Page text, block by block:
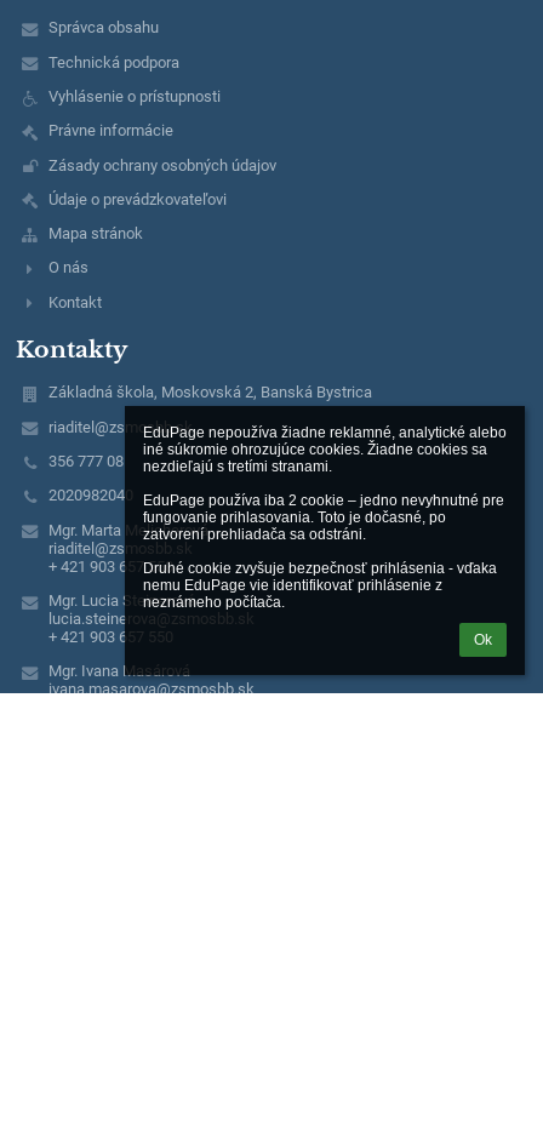
EduPage nepoužíva žiadne reklamné, analytické alebo
iné súkromie ohrozujúce cookies. Žiadne cookies sa
nezdieľajú s tretími stranami.
EduPage používa iba 2 cookie – jedno nevyhnutné pre
fungovanie prihlasovania. Toto je dočasné, po
zatvorení prehliadača sa odstráni.
Druhé cookie zvyšuje bezpečnosť prihlásenia - vďaka
nemu EduPage vie identifikovať prihlásenie z
neznámeho počítača.
Ok
Správca obsahu
Technická podpora
Vyhlásenie o prístupnosti
Právne informácie
Zásady ochrany osobných údajov
Údaje o prevádzkovateľovi
Mapa stránok
O nás
Kontakt
Kontakty
Základná škola, Moskovská 2, Banská Bystrica
riaditel@zsmosbb.sk
356 777 08
2020982040
Mgr. Marta Melicherová
riaditel@zsmosbb.sk
+ 421 903 657 550
Mgr. Lucia Steinerová
lucia.steinerova@zsmosbb.sk
+ 421 903 657 550
Mgr. Ivana Masárová
ivana.masarova@zsmosbb.sk